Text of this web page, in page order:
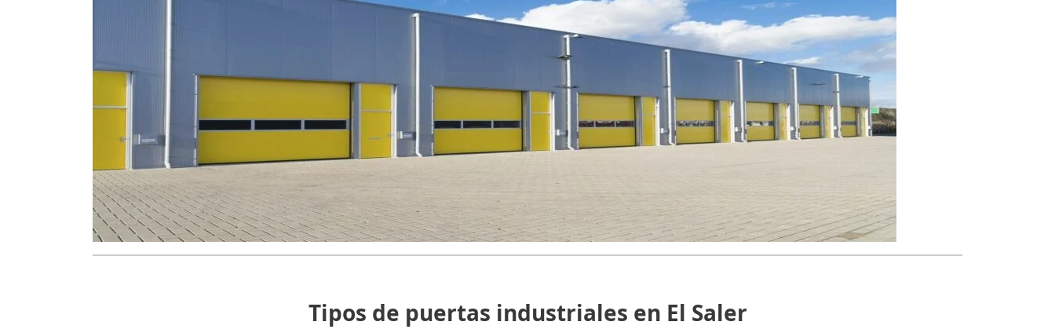
Tipos de puertas industriales en El Saler